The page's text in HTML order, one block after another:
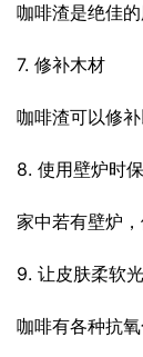
咖啡渣是绝佳
7. 修补木材
咖啡渣可以修
8. 使用壁炉时
家中若有壁炉
9. 让皮肤柔软
咖啡有各种抗